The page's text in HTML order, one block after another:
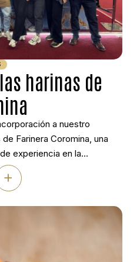
harinas de
a nuestro
Farinera Coromina, una
experiencia en la
firme con la
Su molino,
tecnológica para […]
+